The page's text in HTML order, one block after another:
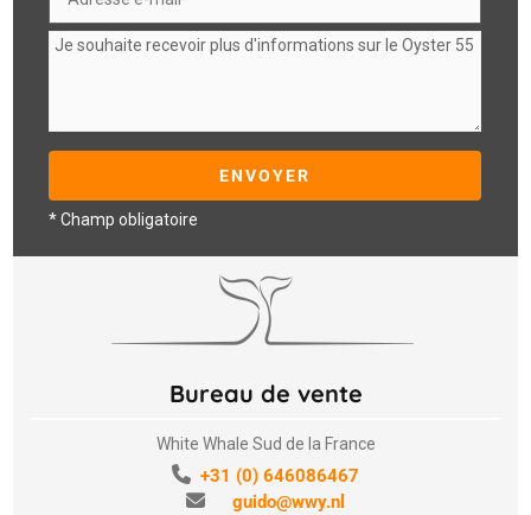
* Champ obligatoire
Bureau de vente
White Whale Sud de la France
+31 (0) 646086467
guido@wwy.nl